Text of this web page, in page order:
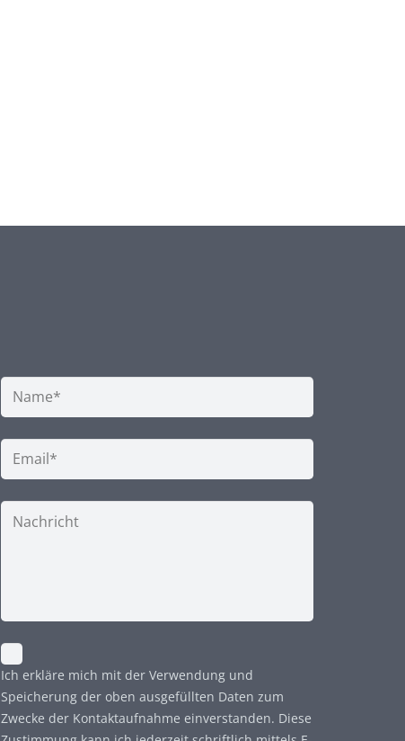
Ich erkläre mich mit der Verwendung und
Speicherung der oben ausgefüllten Daten zum
Zwecke der Kontaktaufnahme einverstanden. Diese